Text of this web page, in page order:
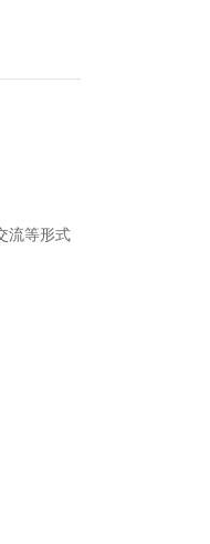
流等形式